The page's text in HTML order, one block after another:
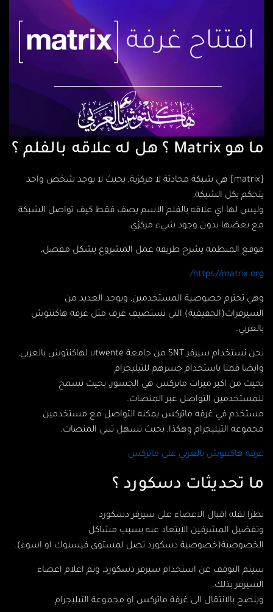
ما هو Matrix ؟ هل له علاقه بالفلم ؟
[matrix] هي شبكة محادثة لا مركزية, بحيث لا يوجد شخص واحد
يتحكم بكل الشبكة,
وليس لها اي علاقه بالفلم الاسم يصف فقط كيف تواصل الشبكة
مع بعضها بدون وجود شيء مركزي.
موقع المنظمه يشرح طريقه عمل المشروع بشكل مفصل,
https://matrix.org/
وهي تحترم خصوصية المستخدمين, ويوجد العديد من
السيرفرات(الحقيقية) التي تستضيف غرف مثل غرفه هاكنتوش
بالعربي.
نحن نستخدام سيرفر SNT من جامعة utwente لهاكنتوش بالعربي,
وايضا قمنا باستخدام جسرهم للتيليجرام
بحيث من اكبر ميزات ماتركس هي الجسور, بحيث تسمح
للمستخدمين التواصل عبر المنصات.
مستخدم في غرفه ماتركس يمكنه التواصل مع مستخدمين
مجموعه التيليجرام وهكذا, بحيث تسهل تبني المنصات.
غرفه هاكنتوش بالعربي على ماتركس
ما تحديثات دسكورد ؟
نظرا لقله اقبال الاعضاء على سيرفر دسكورد
وتفضيل المشرفين الابتعاد عنه بسبب مشاكل
الخصوصية(خصوصية دسكورد تصل لمستوى فيسبوك او اسوء).
سيتم التوقف عن استخدام سيرفر دسكورد, وتم اعلام اعضاء
السيرفر بذلك.
وينصح بالانتقال الى غرفة ماتركس او مجموعة التيليجرام.